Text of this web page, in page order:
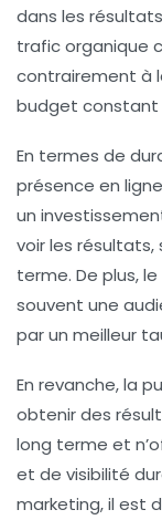
dans les
trafic organique
contrairement à
budget constant
En termes de
présence en
un
voir les
terme. De plus,
souvent une
par un meilleur
En revanche, la
obtenir des
long terme et
et de visibilité
marketing, il est